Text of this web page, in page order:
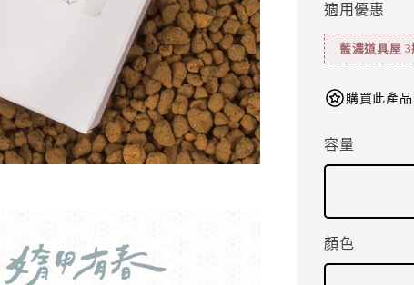
適用優惠
藍濃道具屋
購買此產
容量
顏色